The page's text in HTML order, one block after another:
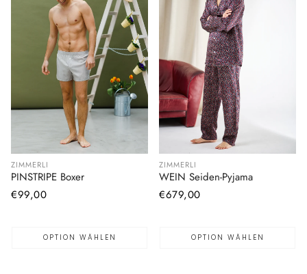
ZIMMERLI
PINSTRIPE Boxer
Normaler
€99,00
OPTION WÄHLEN
ZIMMERLI
WEIN Seiden-Pyjama
Normaler
€679,00
OPTION WÄHLEN